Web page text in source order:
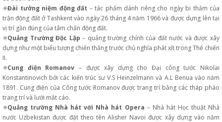
✳️Đài tưởng niệm động đất – tác phẩm dành riêng cho ngày bi thảm của
trận động đất ở Tashkent vào ngày 26 tháng 4 năm 1966 và được dựng lên tại
vị trí gần đúng của tâm chấn động đất.
✳️Quảng Trường Độc Lập – quảng trường chính của đất nước và được xây
dựng như một biểu tượng chiến thắng trước chủ nghĩa phát xít trong Thế chiến
II.
✳️Cung điện Romanov – được xây dựng cho Đại công tước Nikolai
Konstantinovich bởi các kiến trúc sư V.S Heinzelmann và A.L Benua vào năm
1891. Cung điện của Công tước Romanov được trang trí bằng các tháp pháo
trang trí và lưới mắt cáo.
✳️Quảng trường Nhà hát với Nhà hát Opera – Nhà hát Học thuật Nhà
nước Uzbekistan được đặt theo tên Alisher Navoi được xây dựng vào năm